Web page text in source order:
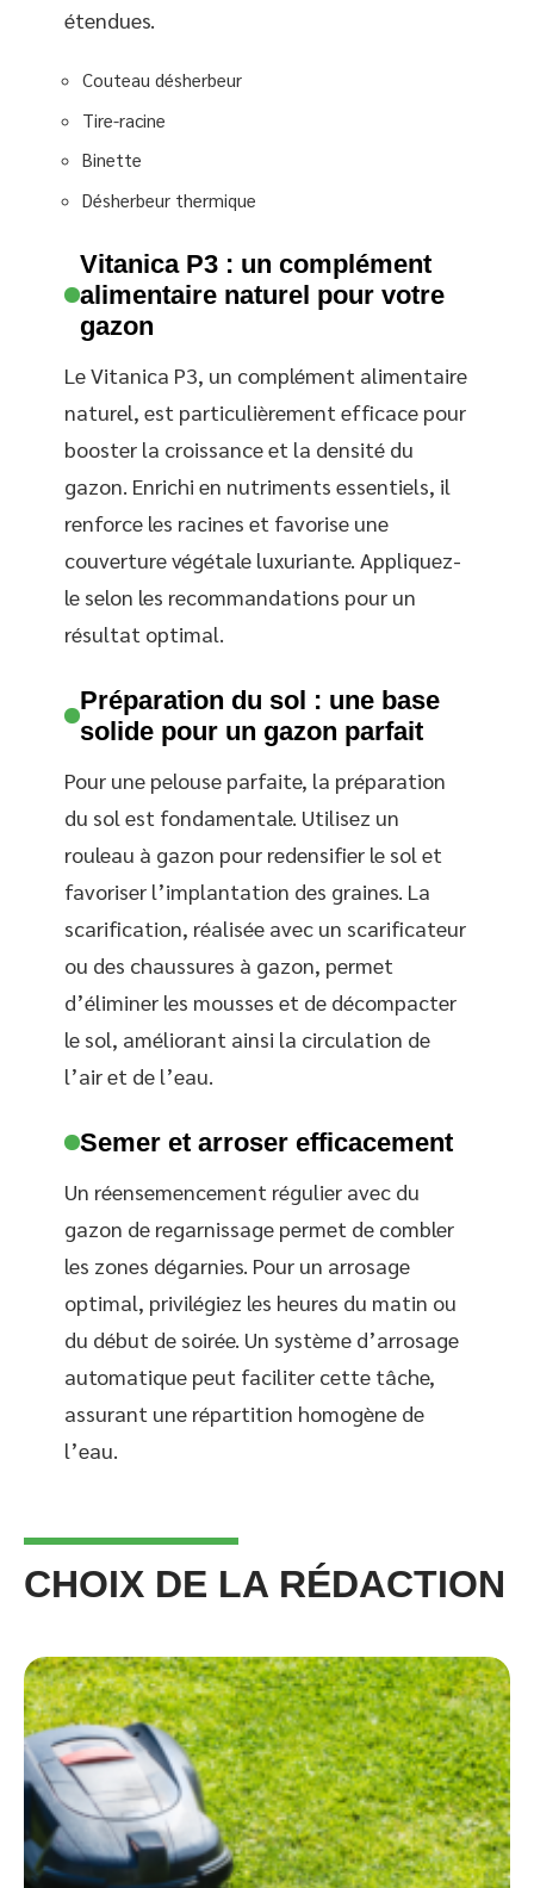
étendues.
Couteau désherbeur
Tire-racine
Binette
Désherbeur thermique
Vitanica P3 : un complément
alimentaire naturel pour votre
gazon
Le Vitanica P3, un complément alimentaire
naturel, est particulièrement efficace pour
booster la croissance et la densité du
gazon. Enrichi en nutriments essentiels, il
renforce les racines et favorise une
couverture végétale luxuriante. Appliquez-
le selon les recommandations pour un
résultat optimal.
Préparation du sol : une base
solide pour un gazon parfait
Pour une pelouse parfaite, la préparation
du sol est fondamentale. Utilisez un
rouleau à gazon pour redensifier le sol et
favoriser l’implantation des graines. La
scarification, réalisée avec un scarificateur
ou des chaussures à gazon, permet
d’éliminer les mousses et de décompacter
le sol, améliorant ainsi la circulation de
l’air et de l’eau.
Semer et arroser efficacement
Un réensemencement régulier avec du
gazon de regarnissage permet de combler
les zones dégarnies. Pour un arrosage
optimal, privilégiez les heures du matin ou
du début de soirée. Un système d’arrosage
automatique peut faciliter cette tâche,
assurant une répartition homogène de
l’eau.
CHOIX DE LA RÉDACTION